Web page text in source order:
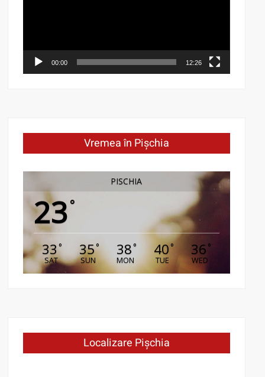
00:00 12:26
Vremea în Pișchia
PISCHIA
23°
33°
SAT
35°
SUN
38°
MON
40°
TUE
36 °
WED
Localizare Pișchia